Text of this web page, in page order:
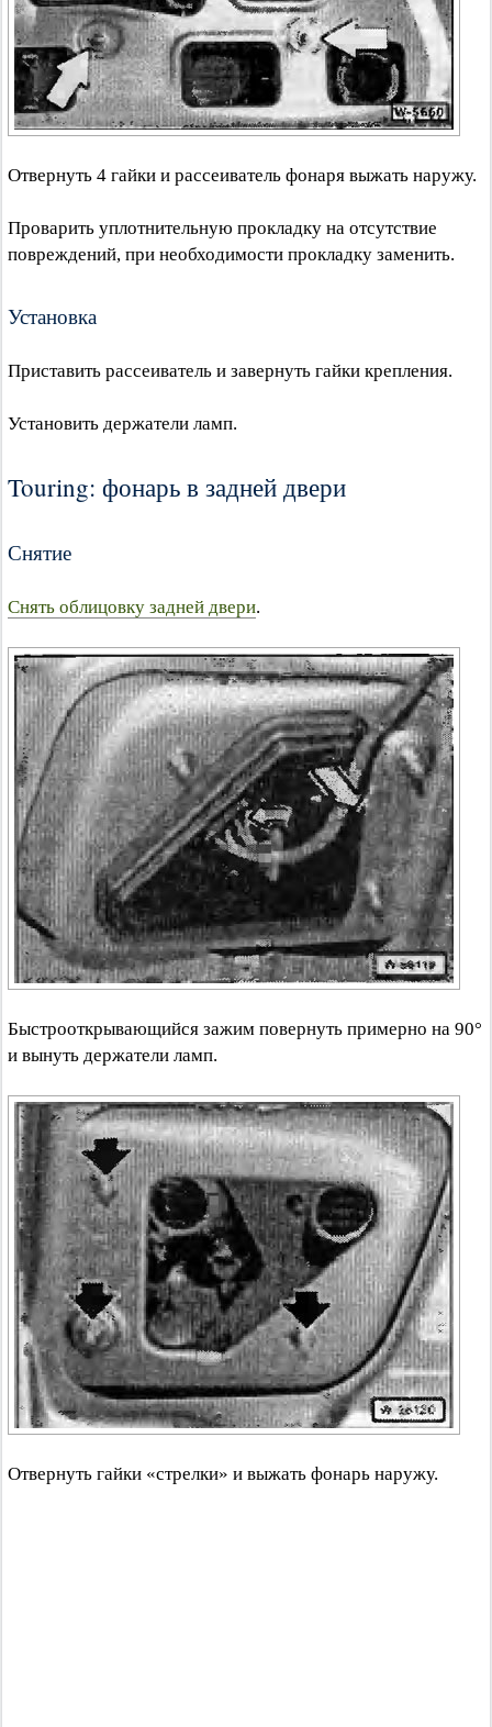
Отвернуть 4 гайки и рассеиватель фонаря выжать наружу.
Проварить уплотнительную прокладку на отсутствие
повреждений, при необходимости прокладку заменить.
Установка
Приставить рассеиватель и завернуть гайки крепления.
Установить держатели ламп.
Touring: фонарь в задней двери
Снятие
Снять облицовку задней двери.
Быстрооткрывающийся зажим повернуть примерно на 90°
и вынуть держатели ламп.
Отвернуть гайки «стрелки» и выжать фонарь наружу.